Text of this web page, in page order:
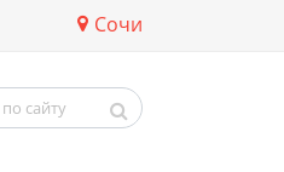
Сочи